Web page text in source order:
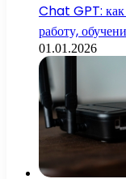
Chat GPT: как
работу,
01.01.2026